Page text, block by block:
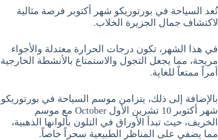
تُعد السياحة في بورتوريكو شهر أكتوبر فرصة مثالية
لاكتشاف جمال الجزيرة الخلاب.
في هذا الشهر، تكون درجات الحرارة معتدلة والأجواء
مريحة، مما يجعل التجول والاستمتاع بالأنشطة الخارجية
أمراً ممتعاً للغاية.
بالإضافة إلى ذلك، يتزامن موسم السياحة في بورتوريكو
شهر أكتوبر 10 تشرين الأول October مع موسم
الخريف، حيث تبدأ الأوراق في التلون بألوانها الذهبية،
مما يضفي على المناظر الطبيعية سحراً خاصاً.